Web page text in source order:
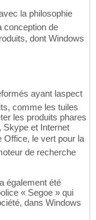
la philosophie
conception de
dont Windows
ayant laspect
comme les tuiles
les produits phares
Skype et Internet
Office, le vert pour la
de recherche
également été
« Segoe » qui
dans Windows